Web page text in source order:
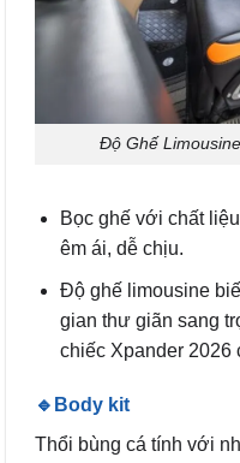
Độ Ghế
Bọc ghế với chất
êm ái, dễ chịu.
Độ ghế limousine
gian thư giãn sang
chiếc Xpander 2026
🔹Body kit
Thổi bùng cá tính với